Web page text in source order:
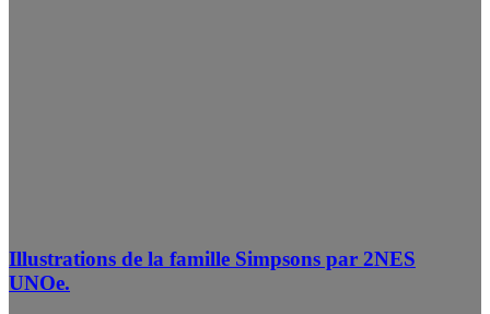
Illustrations de la famille Simpsons par 2NES
UNOe.